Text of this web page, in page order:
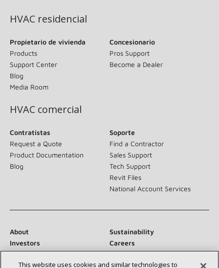
HVAC residencial
Propietario de vivienda
Products
Support Center
Blog
Media Room
Concesionario
Pros Support
Become a Dealer
HVAC comercial
Contratistas
Request a Quote
Product Documentation
Blog
Soporte
Find a Contractor
Sales Support
Tech Support
Revit Files
National Account Services
About
Sustainability
Investors
Careers
Suppliers
Contact Us
Newsroom
This website uses cookies and similar technologies to